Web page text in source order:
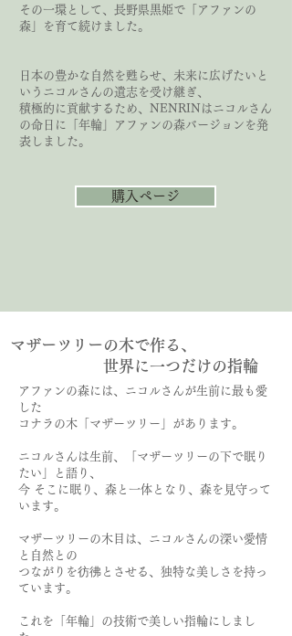
その一環として、長野県黒姫で「アファンの
森」を育て続けました。
日本の豊かな自然を甦らせ、未来に広げたいと
いうニコルさんの遺志を受け継ぎ、
積極的に貢献するため、NENRINはニコルさん
の命日に「年輪」アファンの森バージョンを発
表しました。
購入ページ
マザーツリーの木で作る、
世界に一つだけの指輪
アファンの森には、ニコルさんが生前に最も愛
した
コナラの木「マザーツリー」があります。
ニコルさんは生前、「マザーツリーの下で眠り
たい」と語り、
今 そこに眠り、森と一体となり、森を見守って
います。
マザーツリーの木目は、ニコルさんの深い愛情
と自然との
つながりを彷彿とさせる、独特な美しさを持っ
ています。
これを「年輪」の技術で美しい指輪にしまし